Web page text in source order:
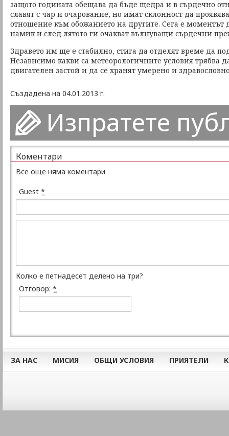
защото годината обещава да бъде щедра и в сърдечно
славят с чар и очарование, но имат склонност да
отношение към обожанието на другите. Сега е моментът
намик и след лятото ги очакват вълнуващи сърдечни
Здравето им ще е стабилно, стига да отделят време да
Независимо какви са метеорологичните условия трябва
двигателен застой и да се хранят умерено и
Създадена на 04.01.2013 г.
Изпратете
Коментари
Все още няма коментари
Guest *
Колко е петнадесет делено на три?
Отговор: *
ЗА НАС МИСИЯ ОБЩИ УСЛОВИЯ ПРИЯТЕЛИ